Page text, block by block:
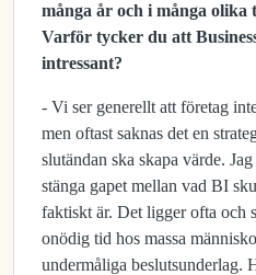
många år och i många olika
Varför tycker du att
intressant?
- Vi ser generellt att företag
men oftast saknas det en
slutändan ska skapa värde.
stänga gapet mellan vad BI
faktiskt är. Det ligger ofta och
onödig tid hos massa
undermåliga beslutsunderlag.